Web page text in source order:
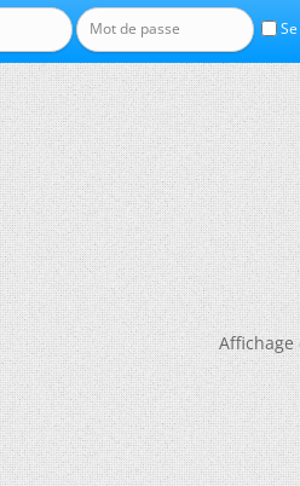
Se
Affichage